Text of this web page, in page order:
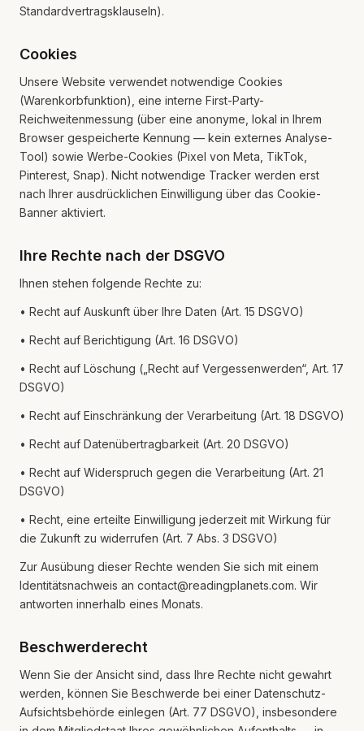
Standardvertragsklauseln).
Cookies
Unsere Website verwendet notwendige Cookies
(Warenkorbfunktion), eine interne First-Party-
Reichweitenmessung (über eine anonyme, lokal in Ihrem
Browser gespeicherte Kennung — kein externes Analyse-
Tool) sowie Werbe-Cookies (Pixel von Meta, TikTok,
Pinterest, Snap). Nicht notwendige Tracker werden erst
nach Ihrer ausdrücklichen Einwilligung über das Cookie-
Banner aktiviert.
Ihre Rechte nach der DSGVO
Ihnen stehen folgende Rechte zu:
• Recht auf Auskunft über Ihre Daten (Art. 15 DSGVO)
• Recht auf Berichtigung (Art. 16 DSGVO)
• Recht auf Löschung („Recht auf Vergessenwerden“, Art. 17
DSGVO)
• Recht auf Einschränkung der Verarbeitung (Art. 18 DSGVO)
• Recht auf Datenübertragbarkeit (Art. 20 DSGVO)
• Recht auf Widerspruch gegen die Verarbeitung (Art. 21
DSGVO)
• Recht, eine erteilte Einwilligung jederzeit mit Wirkung für
die Zukunft zu widerrufen (Art. 7 Abs. 3 DSGVO)
Zur Ausübung dieser Rechte wenden Sie sich mit einem
Identitätsnachweis an contact@readingplanets.com. Wir
antworten innerhalb eines Monats.
Beschwerderecht
Wenn Sie der Ansicht sind, dass Ihre Rechte nicht gewahrt
werden, können Sie Beschwerde bei einer Datenschutz-
Aufsichtsbehörde einlegen (Art. 77 DSGVO), insbesondere